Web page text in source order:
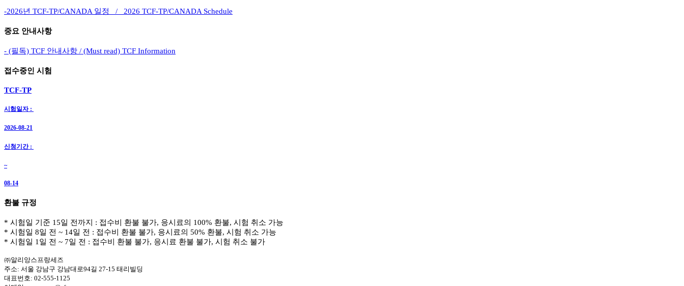
-2026년 TCF-TP/CANADA 일정 / 2026 TCF-TP/CANADA Schedule
중요 안내사항
- (필독) TCF 안내사항 / (Must read) TCF Information
접수중인 시험
TCF-TP
시험일자 :
2026-08-21
신청기간 :
~
08-14
환불 규정
* 시험일 기준 15일 전까지 : 접수비 환불 불가, 응시료의 100% 환불, 시험 취소 가능
* 시험일 8일 전 ~ 14일 전 : 접수비 환불 불가, 응시료의 50% 환불, 시험 취소 가능
* 시험일 1일 전 ~ 7일 전 : 접수비 환불 불가, 응시료 환불 불가, 시험 취소 불가
㈜알리앙스프랑세즈
주소: 서울 강남구 강남대로94길 27-15 태리빌딩
대표번호: 02-555-1125